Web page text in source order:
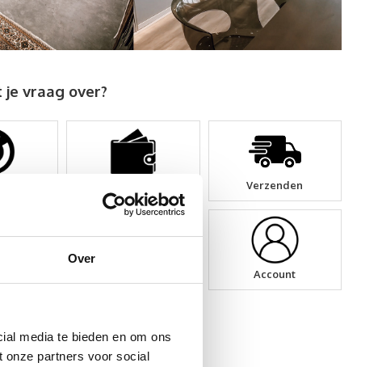
Over
media te bieden en om ons
onze partners voor social
vraag over?
Verzenden
Informatie riem
Account